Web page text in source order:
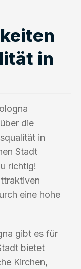
in
die
in
Stadt
richtig!
eine hohe
gibt es für
bietet
Kirchen,